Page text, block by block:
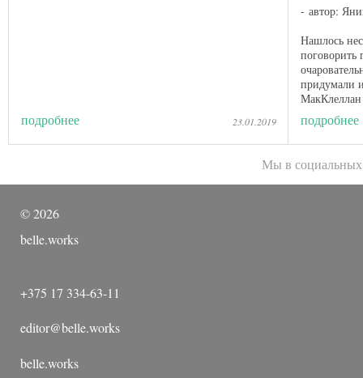
подробнее 23.01.2019
автор:
Нашлось
придумали
Мишель
подробнее
©2026
belle.works
+375 17 334-63-11
editor@belle.works
belle.works
Мы в социальных